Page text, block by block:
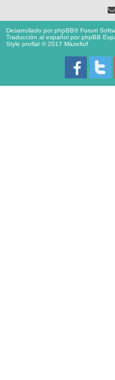
Desarrollado porphpBB® Forum
Traducción al español porphpBB
Style proflat © 2017 Mazeltof